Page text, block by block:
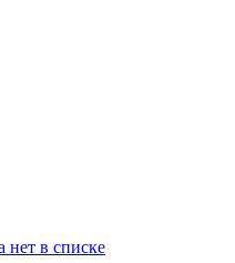
нет в списке